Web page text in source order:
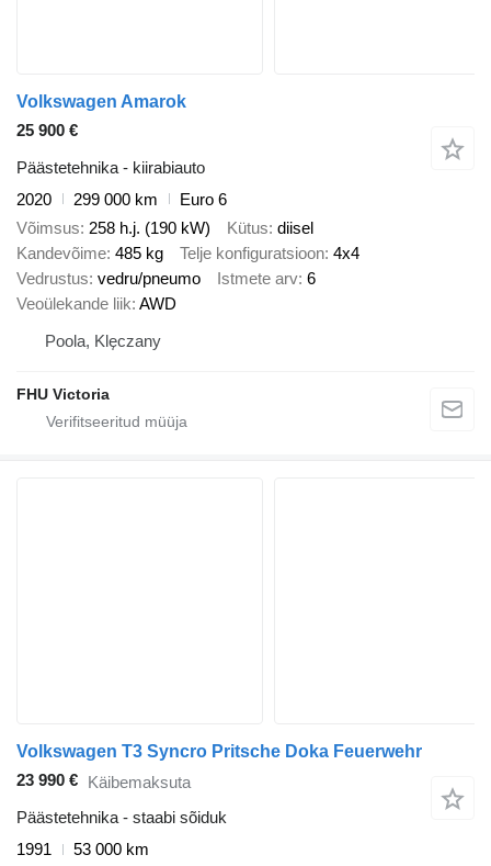
Volkswagen Amarok
25 900 €
Päästetehnika - kiirabiauto
2020
299 000 km
Euro 6
Võimsus 258 h.j. (190 kW) Kütus diisel
Kandevõime 485 kg Telje konfiguratsioon 4x4
Vedrustus vedru/pneumo Istmete arv 6
Veoülekande liik AWD
Poola, Klęczany
FHU Victoria
Volkswagen T3 Syncro Pritsche Doka Feuerwehr
23 990 € Käibemaksuta
Päästetehnika - staabi sõiduk
1991
53 000 km